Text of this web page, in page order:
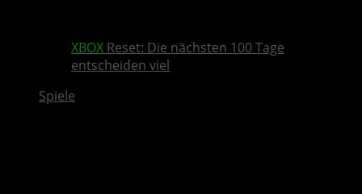
XBOX Reset: Die nächsten 100 Tage
entscheiden viel
Spiele